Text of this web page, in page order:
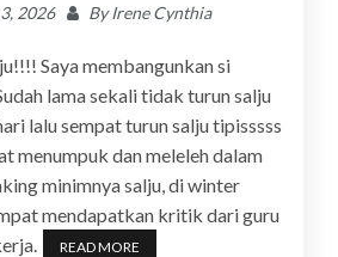
2026 ByIrene Cynthia
Saya membangunkan si
lama sekali tidak turun salju
lalu sempat turun salju tipisssss
menumpuk dan meleleh dalam
minimnya salju, di winter
mendapatkan kritik dari guru
READ MORE